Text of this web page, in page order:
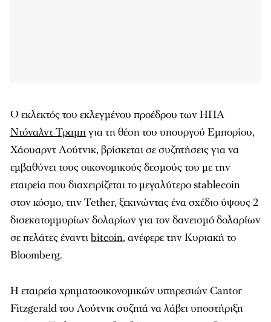
Ο εκλεκτός του εκλεγμένου προέδρου των ΗΠΑ
Ντόναλντ Τραμπγια τη θέση του υπουργού Εμπορίου,
Χάουαρντ Λούτνικ, βρίσκεται σε συζητήσεις για να
εμβαθύνει τους οικονομικούς δεσμούς του με την
εταιρεία που διαχειρίζεται το μεγαλύτερο stablecoin
στον κόσμο, την Tether, ξεκινώντας ένα σχέδιο ύψους 2
δισεκατομμυρίων δολαρίων για τον δανεισμό δολαρίων
σε πελάτες έναντιbitcoin, ανέφερε την Κυριακή το
Bloomberg.
Η εταιρεία χρηματοοικονομικών υπηρεσιών Cantor
Fitzgerald του Λούτνικ συζητά να λάβει υποστήριξη